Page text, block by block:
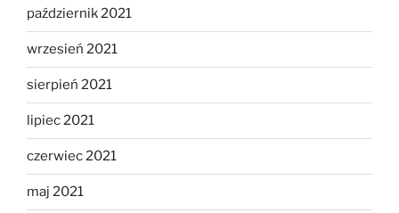
październik 2021
wrzesień 2021
sierpień 2021
lipiec 2021
czerwiec 2021
maj 2021